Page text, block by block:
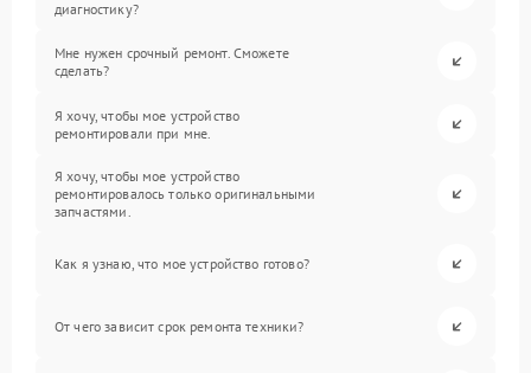
диагностику?
Мне нужен срочный ремонт. Сможете
сделать?
Я хочу, чтобы мое устройство
ремонтировали при мне.
Я хочу, чтобы мое устройство
ремонтировалось только оригинальными
запчастями.
Как я узнаю, что мое устройство готово?
От чего зависит срок ремонта техники?